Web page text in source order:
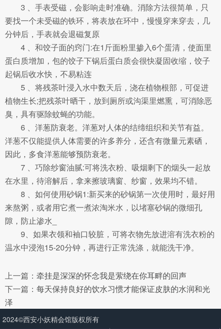
3 、手表受磁，会影响走时准确。消除方法很简单，只
要找一个未受磁的铁环，将表放在环中，慢慢穿来穿去，几
分钟后，手表就会退磁复原
4 、和饺子面的窍门:在1斤面粉里掺入6个蛋清，使面里
蛋白质增加，包的饺子下锅后蛋白质会很快凝固收缩，饺子
起锅后收水快，不易粘连
5 、将残茶叶浸入水中数天后，浇在植物根部，可促进
植物生长;把残茶叶晒干，放到厕所或沟渠里燃熏，可消除恶
臭，具有驱除蚊蝇的功能。
6 、洋葱防衰老。洋葱对人体的结缔组织和关节有益。
洋葱不仅能提供人体需要的许多养分，还含有微量元素硒，
因此，多食洋葱能够预防衰老。
7 、巧除纱窗油腻:可将洗衣粉、吸烟剩下的烟头一起放
在水里，待溶解后，拿来擦玻璃窗、纱窗，效果均不错。
8 、如何使用砂锅1:新买来的砂锅第一次使用时，最好用
来熬粥，或者用它煮一煮浓淘米水，以堵塞砂锅的微细孔
隙，防止渗水_
9、如果衣领和袖口较脏，可将衣物先放进溶有洗衣粉的
温水中浸泡15-20分钟，再进行正常洗涤，就能洗干净。
上一篇： 牵挂是深深的怀念我是萦绕在你耳畔的回声
下一篇： 每天保持良好的饮水习惯才能保证皮肤的水润和光
泽
2024©西安小妖精会馆版权所有